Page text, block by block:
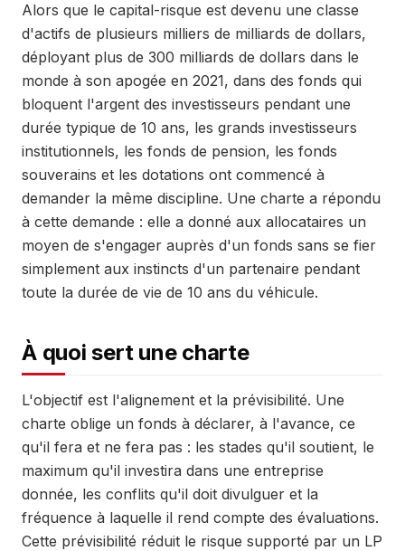
Alors que le capital-risque est devenu une classe
d'actifs de plusieurs milliers de milliards de dollars,
déployant plus de 300 milliards de dollars dans le
monde à son apogée en 2021, dans des fonds qui
bloquent l'argent des investisseurs pendant une
durée typique de 10 ans, les grands investisseurs
institutionnels, les fonds de pension, les fonds
souverains et les dotations ont commencé à
demander la même discipline. Une charte a répondu
à cette demande : elle a donné aux allocataires un
moyen de s'engager auprès d'un fonds sans se fier
simplement aux instincts d'un partenaire pendant
toute la durée de vie de 10 ans du véhicule.
À quoi sert une charte
L'objectif est l'alignement et la prévisibilité. Une
charte oblige un fonds à déclarer, à l'avance, ce
qu'il fera et ne fera pas : les stades qu'il soutient, le
maximum qu'il investira dans une entreprise
donnée, les conflits qu'il doit divulguer et la
fréquence à laquelle il rend compte des évaluations.
Cette prévisibilité réduit le risque supporté par un LP